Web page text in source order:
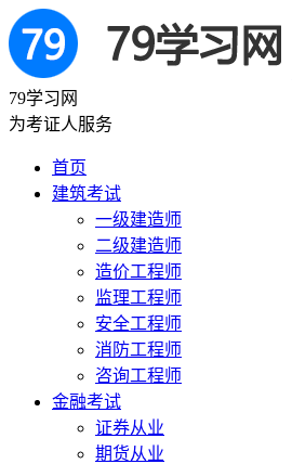
79学习网
为考证人服务
首页
建筑考试
一级建造师
二级建造师
造价工程师
监理工程师
安全工程师
消防工程师
咨询工程师
金融考试
证券从业
期货从业